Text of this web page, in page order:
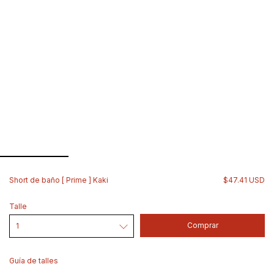
Short de baño [ Prime ] Kaki $47.41 USD
Talle
Guía de talles